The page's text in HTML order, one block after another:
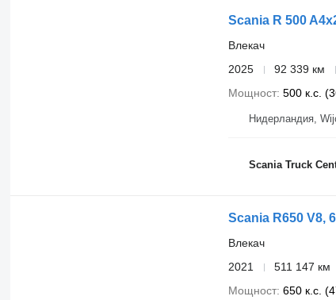
Irrtum und Zwischenverkauf vorbehalten. Abbildung muss
Scania R 500
Влекач
2025
92 339 км
Мощност 500 к.с.
Нидерландия,
Scania Truck
Scania R650 V8,
Влекач
2021
511 147 км
Мощност 650 к.с.